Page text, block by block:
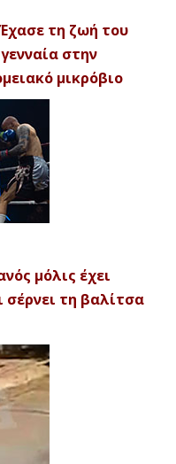
τη ζωή του
στην
μικρόβιο
μόλις έχει
σέρνει τη βαλίτσα